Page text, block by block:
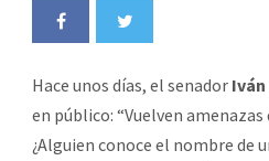
Hace unos días, el senador Iván
en público: “Vuelven amenazas
¿Alguien conoce el nombre de